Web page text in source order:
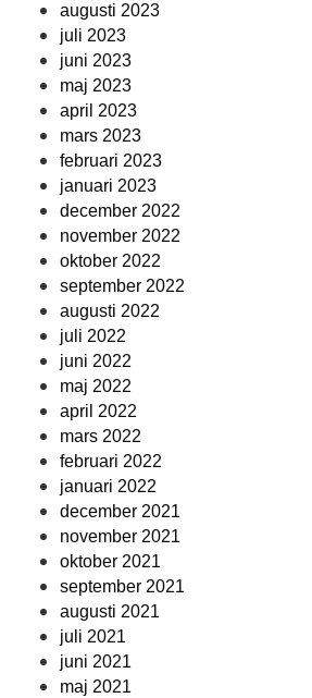
augusti 2023
juli 2023
juni 2023
maj 2023
april 2023
mars 2023
februari 2023
januari 2023
december 2022
november 2022
oktober 2022
september 2022
augusti 2022
juli 2022
juni 2022
maj 2022
april 2022
mars 2022
februari 2022
januari 2022
december 2021
november 2021
oktober 2021
september 2021
augusti 2021
juli 2021
juni 2021
maj 2021